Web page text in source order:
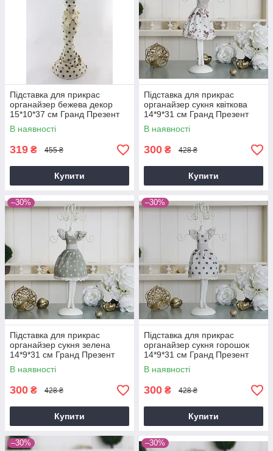
Підставка для прикрас
органайзер бежева декор
15*10*37 см Гранд Презент
GM09-J9020C
В наявності
319 ₴ 455 ₴
Купити
Підставка для прикрас
органайзер сукня квіткова
14*9*31 см Гранд Презент
GM09-J9021A
В наявності
300 ₴ 428 ₴
Купити
–30%
Підставка для прикрас
органайзер сукня зелена
14*9*31 см Гранд Презент
GM09-J9021B
В наявності
300 ₴ 428 ₴
Купити
–30%
Підставка для прикрас
органайзер сукня горошок
14*9*31 см Гранд Презент
GM09-J9021C
В наявності
300 ₴ 428 ₴
Купити
–30% –30%